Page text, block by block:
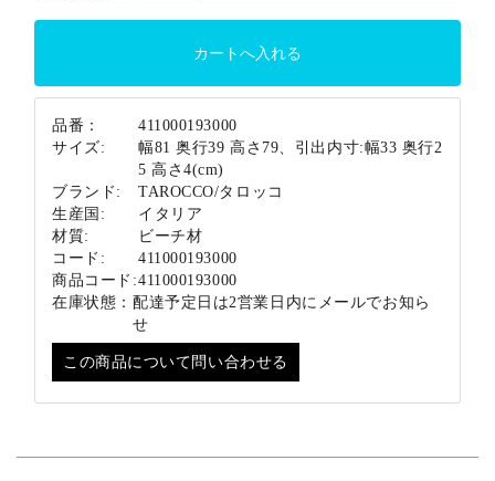
品番：
411000193000
サイズ:
幅81 奥行39 高さ79、引出内寸:幅33 奥行2
5 高さ4(cm)
ブランド:
TAROCCO/タロッコ
生産国:
イタリア
材質:
ビーチ材
コード:
411000193000
商品コード:411000193000
在庫状態： 配達予定日は2営業日内にメールでお知ら
せ
この商品について問い合わせる